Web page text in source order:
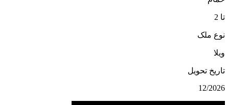
تا 2
نوع ملک
ویلا
تاریخ تحویل
12/2026